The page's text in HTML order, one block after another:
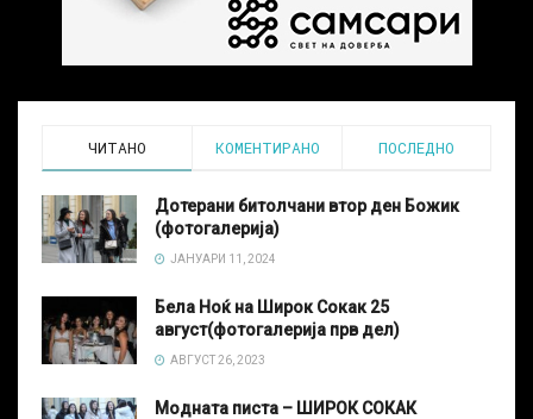
ЧИТАНО КОМЕНТИРАНО ПОСЛЕДНО
Дотерани битолчани втор ден Божик
(фотогалерија)
ЈАНУАРИ 11, 2024
Бела Ноќ на Широк Сокак 25
август(фотогалерија прв дел)
АВГУСТ 26, 2023
Модната писта – ШИРОК СОКАК